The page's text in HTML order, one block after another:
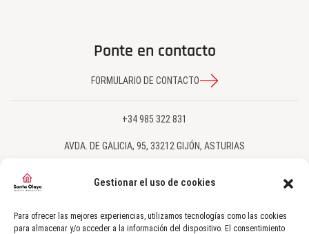
Gestionar el uso de cookies
Para ofrecer las mejores experiencias, utilizamos tecnologías como las cookies
para almacenar y/o acceder a la información del dispositivo. El consentimiento
Ponte en contacto
FORMULARIO DE CONTACTO
+34 985 322 831
AVDA. DE GALICIA, 95, 33212 GIJÓN, ASTURIAS
SÍGUENOS EN NUESTRAS REDES SOCIALES